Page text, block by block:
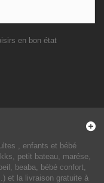
en bon état
, enfants et bébé
petit bateau, marése,
beaba, bébé confort,
et la livraison gratuite à